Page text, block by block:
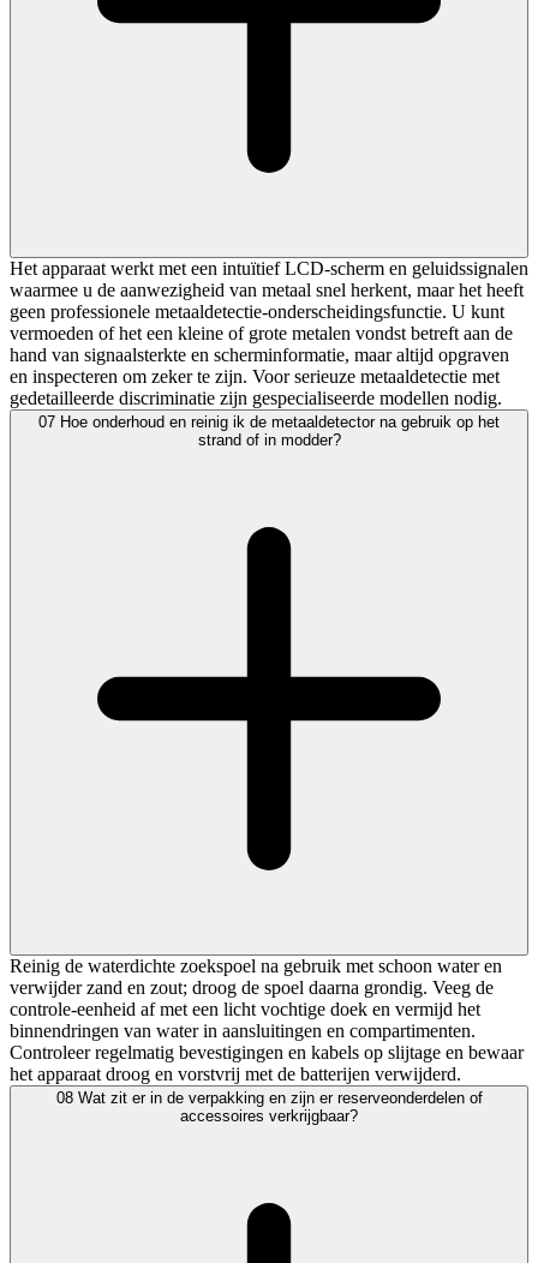
Het apparaat werkt met een intuïtief LCD-scherm en geluidssignalen
waarmee u de aanwezigheid van metaal snel herkent, maar het heeft
geen professionele metaaldetectie-onderscheidingsfunctie. U kunt
vermoeden of het een kleine of grote metalen vondst betreft aan de
hand van signaalsterkte en scherminformatie, maar altijd opgraven
en inspecteren om zeker te zijn. Voor serieuze metaaldetectie met
gedetailleerde discriminatie zijn gespecialiseerde modellen nodig.
07 Hoe onderhoud en reinig ik de metaaldetector na gebruik op het
strand of in modder?
Reinig de waterdichte zoekspoel na gebruik met schoon water en
verwijder zand en zout; droog de spoel daarna grondig. Veeg de
controle-eenheid af met een licht vochtige doek en vermijd het
binnendringen van water in aansluitingen en compartimenten.
Controleer regelmatig bevestigingen en kabels op slijtage en bewaar
het apparaat droog en vorstvrij met de batterijen verwijderd.
08 Wat zit er in de verpakking en zijn er reserveonderdelen of
accessoires verkrijgbaar?